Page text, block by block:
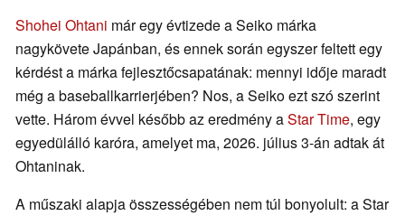
Shohei Ohtani már egy évtizede a Seiko márka
nagykövete Japánban, és ennek során egyszer feltett egy
kérdést a márka fejlesztőcsapatának: mennyi idője maradt
még a baseballkarrierjében? Nos, a Seiko ezt szó szerint
vette. Három évvel később az eredmény aStar Time, egy
egyedülálló karóra, amelyet ma, 2026. július 3-án adtak át
Ohtaninak.
A műszaki alapja összességében nem túl bonyolult: a Star